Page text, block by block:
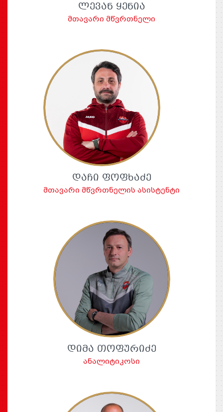
ᲚᲔᲕᲐᲜ ᲧᲔᲜᲘᲐ
მთავარი მწვრთნელი
ᲓᲐᲩᲘ ᲤᲝᲤᲮᲐᲫᲔ
მთავარი მწვრთნელის ასისტენტი
ᲓᲘᲛᲐ ᲗᲝᲤᲣᲠᲘᲫᲔ
ანალიტიკოსი